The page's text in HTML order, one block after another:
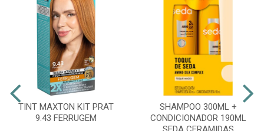
TINT MAXTON KIT PRAT
9.43 FERRUGEM
SHAMPOO 300ML +
CONDICIONADOR 190ML